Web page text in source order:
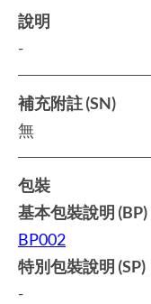
說明
-
補充附註 (SN)
無
包裝
基本包裝說明 (BP)
BP002
特別包裝說明 (SP)
-